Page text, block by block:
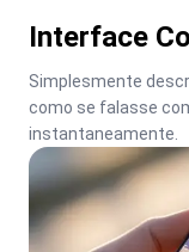
Interface
Simplesmente
como se falasse
instantaneamente.